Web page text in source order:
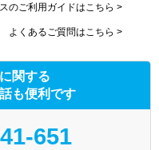
のご利用ガイドはこちら >
よくあるご質問はこちら >
関する
も便利です
651